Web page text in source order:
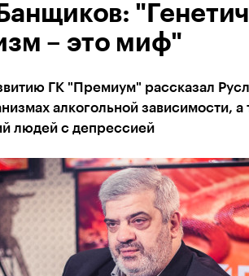
– это миф"
ГК "Премиум" рассказал
алкогольной зависимости, а
людей с депрессией